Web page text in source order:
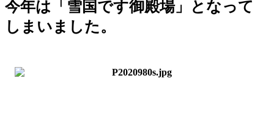
今年は「雪国です御殿場」となって
しまいました。